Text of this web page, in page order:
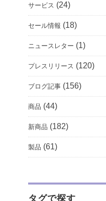
サービス (24)
セール情報 (18)
ニュースレター (1)
プレスリリース (120)
ブログ記事 (156)
商品 (44)
新商品 (182)
製品 (61)
タグで探す